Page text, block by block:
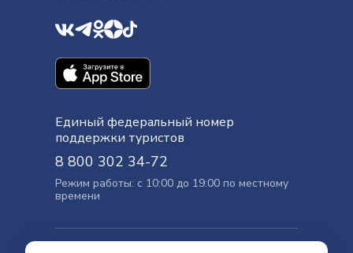
Единый федеральный номер
поддержки туристов
8 800 302 34-72
Режим работы: с 10:00 до 19:00 по местному
времени